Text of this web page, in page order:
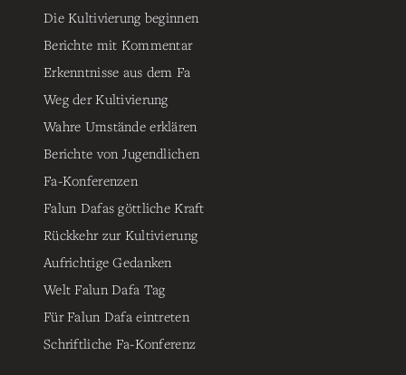
Die Kultivierung beginnen
Berichte mit Kommentar
Erkenntnisse aus dem Fa
Weg der Kultivierung
Wahre Umstände erklären
Berichte von Jugendlichen
Fa-Konferenzen
Falun Dafas göttliche Kraft
Rückkehr zur Kultivierung
Aufrichtige Gedanken
Welt Falun Dafa Tag
Für Falun Dafa eintreten
Schriftliche Fa-Konferenz